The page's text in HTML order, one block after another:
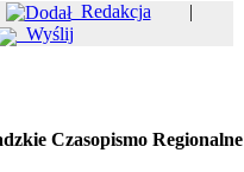
Redakcja |
Wyślij
Czasopismo Regionalne